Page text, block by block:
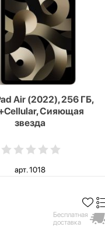
Air (2022), 256 ГБ,
Сияющая
звезда
арт. 1018
Бесплатная
доставка